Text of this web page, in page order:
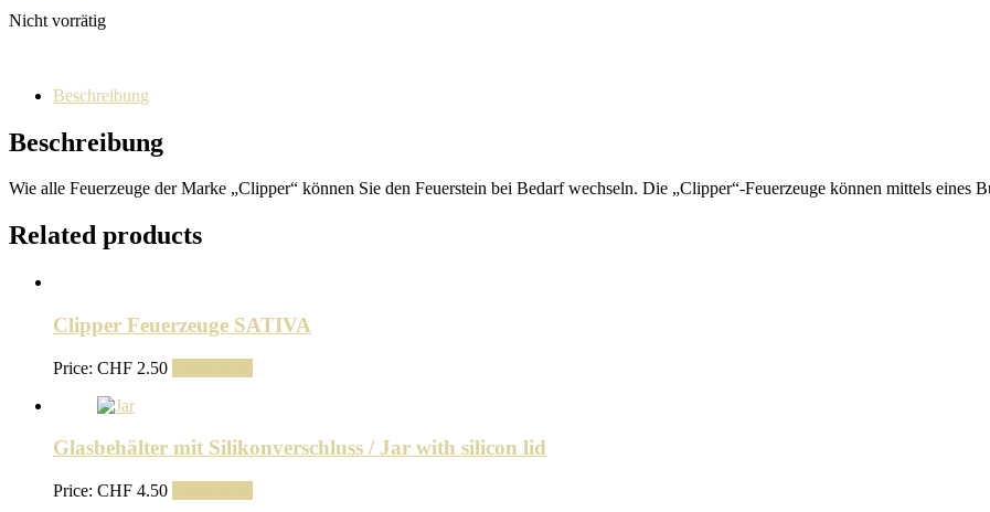
Nicht vorrätig
Beschreibung
Beschreibung
Wie alle Feuerzeuge der Marke „Clipper“ können Sie den Feuerstein bei Bedarf wechseln. Die „Clipper“-Feuerzeuge können mittels eines
Related products
Clipper Feuerzeuge SATIVA
Price: CHF 2.50
Glasbehälter mit Silikonverschluss / Jar with silicon lid
Price: CHF 4.50